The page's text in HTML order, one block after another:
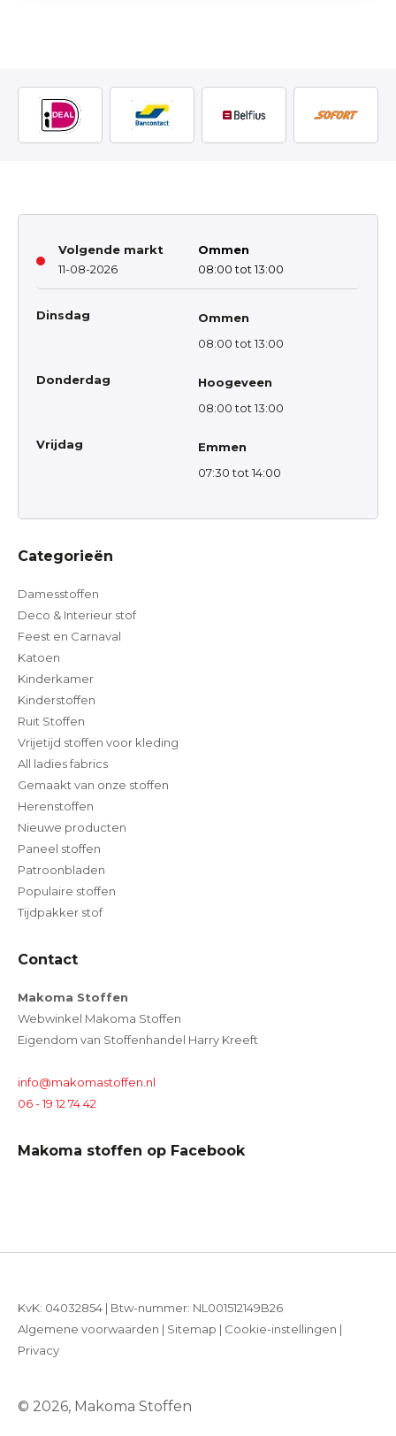
Volgende markt
11-08-2026
Ommen
08:00 tot 13:00
Dinsdag
Ommen
08:00 tot 13:00
Donderdag
Hoogeveen
08:00 tot 13:00
Vrijdag
Emmen
07:30 tot 14:00
Categorieën
Damesstoffen
Deco & Interieur stof
Feest en Carnaval
Katoen
Kinderkamer
Kinderstoffen
Ruit Stoffen
Vrijetijd stoffen voor kleding
All ladies fabrics
Gemaakt van onze stoffen
Herenstoffen
Nieuwe producten
Paneel stoffen
Patroonbladen
Populaire stoffen
Tijdpakker stof
Contact
Makoma Stoffen
Webwinkel Makoma Stoffen
Eigendom van Stoffenhandel Harry Kreeft
info@makomastoffen.nl
06 - 19 12 74 42
Makoma stoffen op Facebook
© 2026, Makoma Stoffen
KvK: 04032854 | Btw-nummer: NL001512149B26
Algemene voorwaarden | Sitemap | Cookie-instellingen |
Privacy